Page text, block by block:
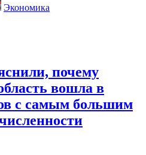
Экономика
почему
вошла в
с самым большим